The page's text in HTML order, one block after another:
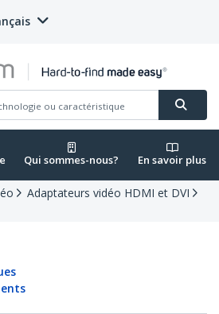
Qui sommes-nous? En savoir plus
Adaptateurs vidéo HDMI et DVI